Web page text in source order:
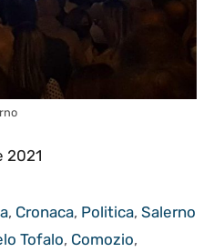
2021
, Cronaca, Politica,Salerno
Tofalo, Comozio,